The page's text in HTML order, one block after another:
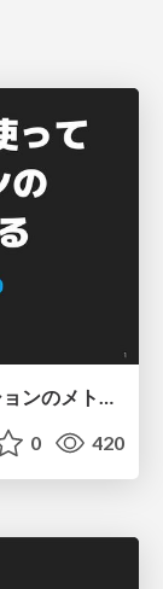
OpenTelemetryを使ってアプリケーションのメトリクスを取る / Kofu.なんか #1 #kofuasterisk
0 420